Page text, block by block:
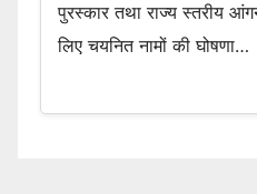
पुरस्कार तथा राज्य स्तरीय
लिए चयनित नामों की घोषणा…